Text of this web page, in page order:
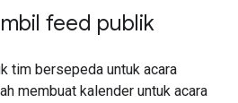
feed publik
tim bersepeda untuk acara
membuat kalender untuk acara